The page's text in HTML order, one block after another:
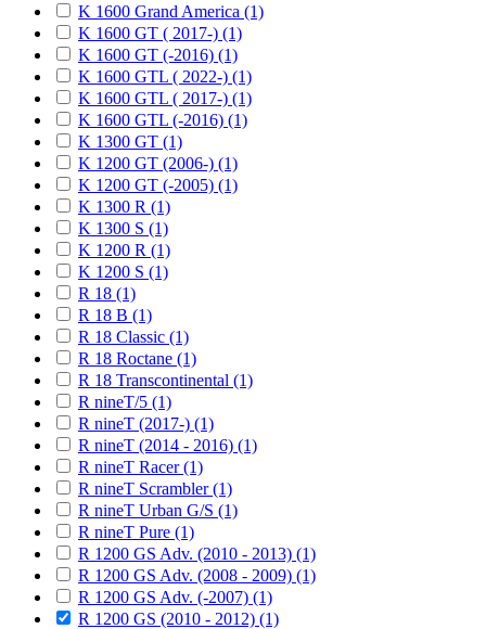
K 1600 Grand America (1)
K 1600 GT ( 2017-) (1)
K 1600 GT (-2016) (1)
K 1600 GTL ( 2022-) (1)
K 1600 GTL ( 2017-) (1)
K 1600 GTL (-2016) (1)
K 1300 GT (1)
K 1200 GT (2006-) (1)
K 1200 GT (-2005) (1)
K 1300 R (1)
K 1300 S (1)
K 1200 R (1)
K 1200 S (1)
R 18 (1)
R 18 B (1)
R 18 Classic (1)
R 18 Roctane (1)
R 18 Transcontinental (1)
R nineT/5 (1)
R nineT (2017-) (1)
R nineT (2014 - 2016) (1)
R nineT Racer (1)
R nineT Scrambler (1)
R nineT Urban G/S (1)
R nineT Pure (1)
R 1200 GS Adv. (2010 - 2013) (1)
R 1200 GS Adv. (2008 - 2009) (1)
R 1200 GS Adv. (-2007) (1)
R 1200 GS (2010 - 2012) (1)